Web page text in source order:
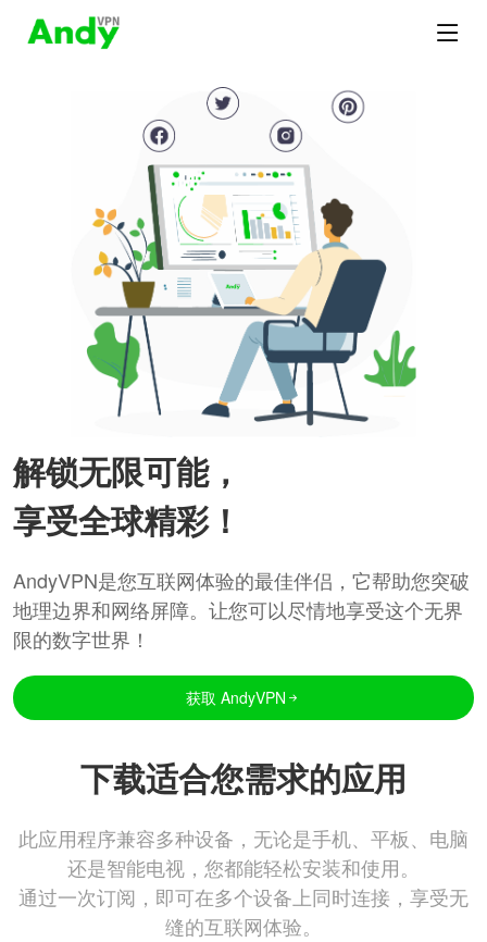
解锁无限可能，
享受全球精彩！
AndyVPN是您互联网体验的最佳伴侣，它帮助您突破
地理边界和网络屏障。让您可以尽情地享受这个无界
限的数字世界！
获取 AndyVPN
下载适合您需求的应用
此应用程序兼容多种设备，无论是手机、平板、电脑
还是智能电视，您都能轻松安装和使用。
通过一次订阅，即可在多个设备上同时连接，享受无
缝的互联网体验。